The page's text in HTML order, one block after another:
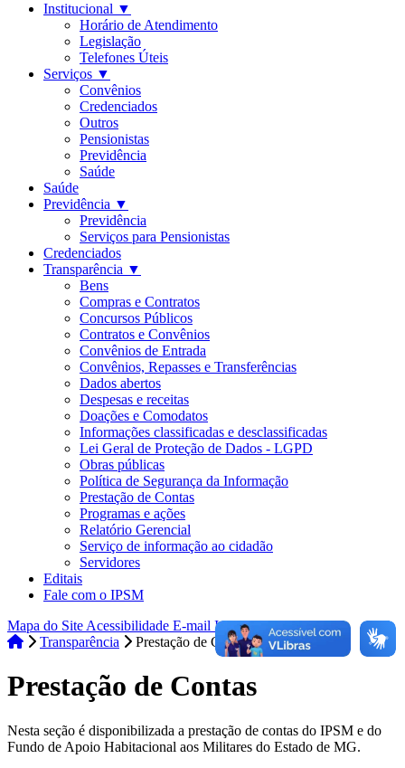
Institucional ▼
Horário de Atendimento
Legislação
Telefones Úteis
Serviços ▼
Convênios
Credenciados
Outros
Pensionistas
Previdência
Saúde
Saúde
Previdência ▼
Previdência
Serviços para Pensionistas
Credenciados
Transparência ▼
Bens
Compras e Contratos
Concursos Públicos
Contratos e Convênios
Convênios de Entrada
Convênios, Repasses e Transferências
Dados abertos
Despesas e receitas
Doações e Comodatos
Informações classificadas e desclassificadas
Lei Geral de Proteção de Dados - LGPD
Obras públicas
Política de Segurança da Informação
Prestação de Contas
Programas e ações
Relatório Gerencial
Serviço de informação ao cidadão
Servidores
Editais
Fale com o IPSM
Mapa do Site Acessibilidade E-mail InstitucionalIntranet
Transparência
Prestação de Contas
Prestação de Contas
Nesta seção é disponibilizada a prestação de contas do IPSM e do
Fundo de Apoio Habitacional aos Militares do Estado de MG.